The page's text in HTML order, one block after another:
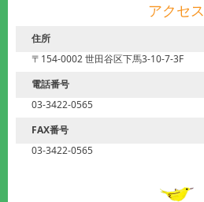
アクセス
住所
〒154-0002 世田谷区下馬3-10-7-3F
電話番号
03-3422-0565
FAX番号
03-3422-0565